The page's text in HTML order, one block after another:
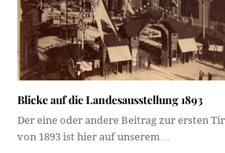
Blicke auf die Landesausstellung 1893
Der eine oder andere Beitrag zur ersten
von 1893 ist hier auf unserem…